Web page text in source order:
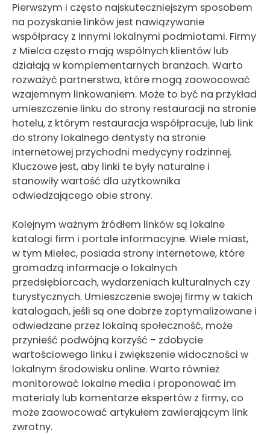
Pierwszym i często najskuteczniejszym sposobem
na pozyskanie linków jest nawiązywanie
współpracy z innymi lokalnymi podmiotami. Firmy
z Mielca często mają wspólnych klientów lub
działają w komplementarnych branżach. Warto
rozważyć partnerstwa, które mogą zaowocować
wzajemnym linkowaniem. Może to być na przykład
umieszczenie linku do strony restauracji na stronie
hotelu, z którym restauracja współpracuje, lub link
do strony lokalnego dentysty na stronie
internetowej przychodni medycyny rodzinnej.
Kluczowe jest, aby linki te były naturalne i
stanowiły wartość dla użytkownika
odwiedzającego obie strony.
Kolejnym ważnym źródłem linków są lokalne
katalogi firm i portale informacyjne. Wiele miast,
w tym Mielec, posiada strony internetowe, które
gromadzą informacje o lokalnych
przedsiębiorcach, wydarzeniach kulturalnych czy
turystycznych. Umieszczenie swojej firmy w takich
katalogach, jeśli są one dobrze zoptymalizowane i
odwiedzane przez lokalną społeczność, może
przynieść podwójną korzyść – zdobycie
wartościowego linku i zwiększenie widoczności w
lokalnym środowisku online. Warto również
monitorować lokalne media i proponować im
materiały lub komentarze ekspertów z firmy, co
może zaowocować artykułem zawierającym link
zwrotny.